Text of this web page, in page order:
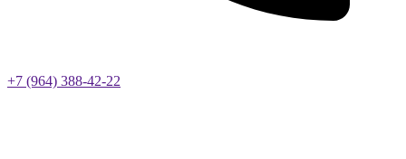
+7 (964) 388-42-22